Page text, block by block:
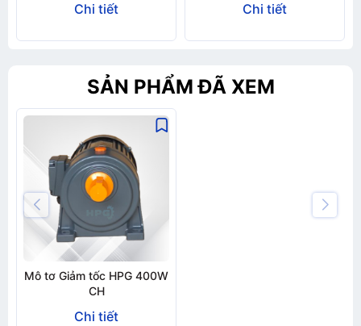
Chi tiết Chi tiết
SẢN PHẨM ĐÃ XEM
Mô tơ Giảm tốc HPG 400W
CH
Chi tiết